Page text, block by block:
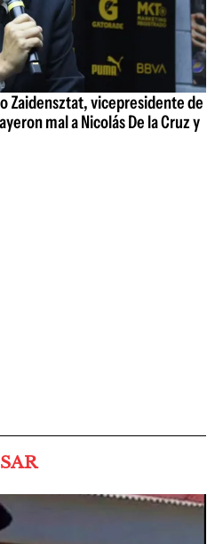
Zaidensztat, vicepresidente de
mal a Nicolás De la Cruz y